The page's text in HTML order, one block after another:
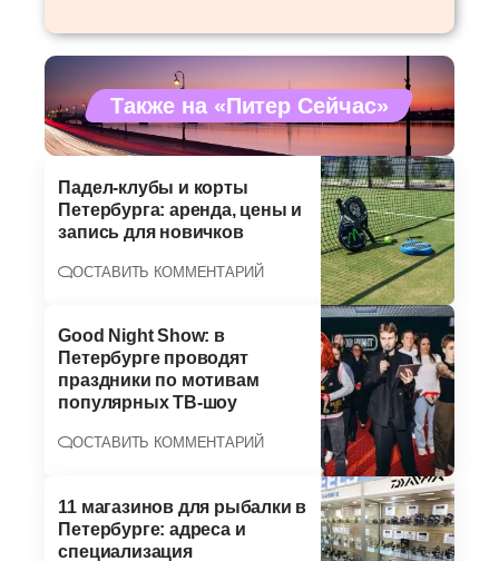
Также на «Питер Сейчас»
Падел-клубы и корты
Петербурга: аренда, цены и
запись для новичков
ОСТАВИТЬ КОММЕНТАРИЙ
Good Night Show: в
Петербурге проводят
праздники по мотивам
популярных ТВ-шоу
ОСТАВИТЬ КОММЕНТАРИЙ
11 магазинов для рыбалки в
Петербурге: адреса и
специализация